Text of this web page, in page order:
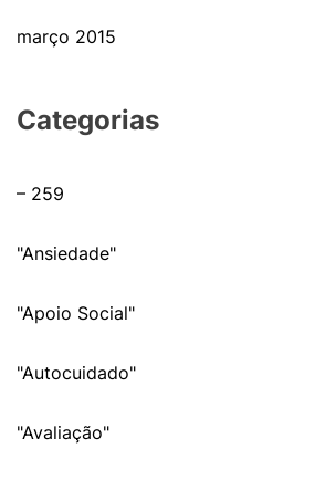
março 2015
Categorias
– 259
"Ansiedade"
"Apoio Social"
"Autocuidado"
"Avaliação"